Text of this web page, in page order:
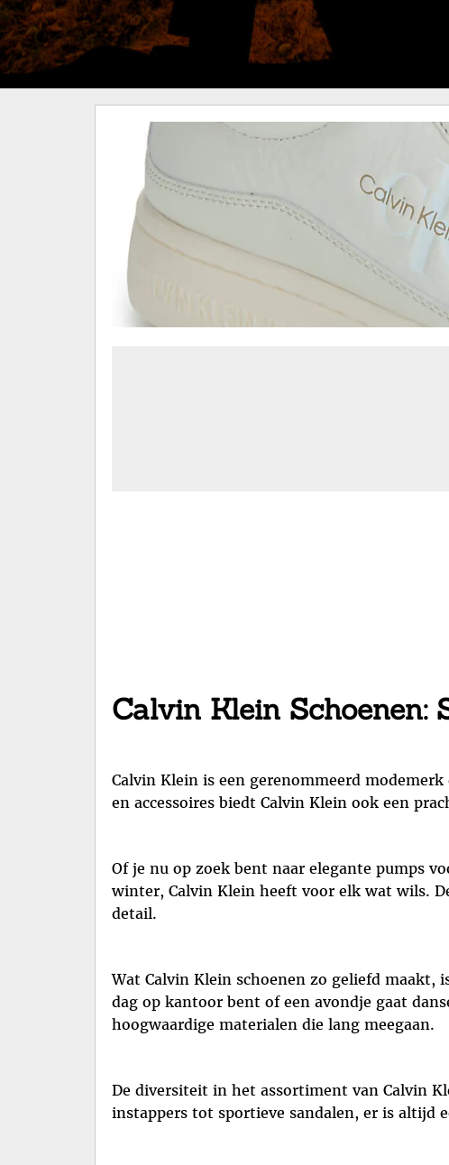
Calvin Klein Schoenen:
Calvin Klein is een gerenommeerd
en accessoires biedt Calvin Klein ook een
Of je nu op zoek bent naar elegante pumps
winter, Calvin Klein heeft voor elk wat wils.
detail.
Wat Calvin Klein schoenen zo geliefd maakt,
dag op kantoor bent of een avondje gaat
hoogwaardige materialen die lang meegaan.
De diversiteit in het assortiment van Calvin
instappers tot sportieve sandalen, er is altijd